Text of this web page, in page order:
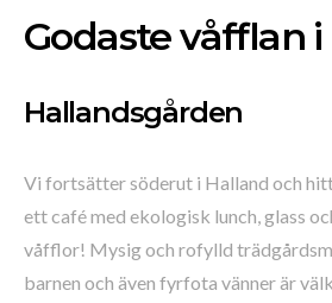
Godaste våfflan
Hallandsgården
Vi fortsätter söderut i Halland och
ett café med ekologisk lunch, glass
våfflor! Mysig och rofylld
barnen och även fyrfota vänner är